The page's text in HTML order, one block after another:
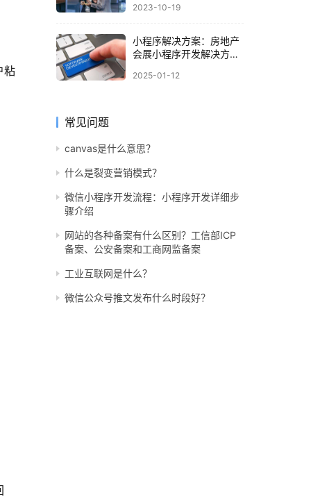
粘
2023-10-19
小程序解决方案：房地产
会展小程序开发解决方
2025-01-12
常见问题
canvas是什么意思？
什么是裂变营销模式？
微信小程序开发流程：小程序开发详细步
骤介绍
网站的各种备案有什么区别？工信部ICP
备案、公安备案和工商网监备案
工业互联网是什么？
微信公众号推文发布什么时段好？